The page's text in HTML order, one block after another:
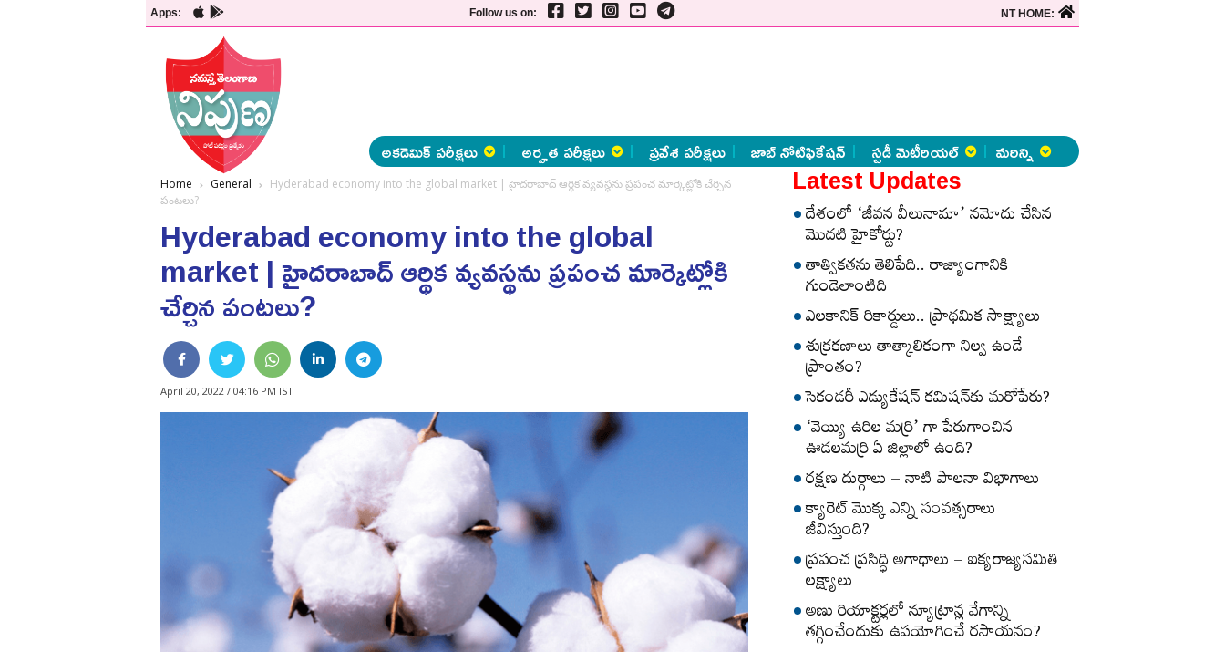
Apps: Follow us on: NT HOME:
అకడెమిక్ పరీక్షలు అర్హత పరీక్షలు ప్రవేశ పరీక్షలు జాబ్ నోటిఫికేషన్ స్టడీ మెటీరియల్ మరిన్ని
Home General
Hyderabad economy into the global market | హైదరాబాద్ ఆర్థిక వ్యవస్థను ప్రపంచ మార్కెట్లోకి చేర్చిన
పంటలు?
Hyderabad economy into the global
market | హైదరాబాద్ ఆర్థిక వ్యవస్థను ప్రపంచ మార్కెట్లోకి
చేర్చిన పంటలు?
April 20, 2022 / 04:16 PM IST
Latest Updates
దేశంలో ‘జీవన వీలునామా’ నమోదు చేసిన
మొదటి హైకోర్టు?
తాత్వికతను తెలిపేది.. రాజ్యాంగానికి
గుండెలాంటిది
ఎలకానిక్‌ రికార్డులు.. ప్రాథమిక సాక్ష్యాలు
శుక్రకణాలు తాత్కాలికంగా నిల్వ ఉండే
ప్రాంతం?
సెకండరీ ఎడ్యుకేషన్‌ కమిషన్‌కు మరోపేరు?
‘వెయ్యి ఉరిల మర్రి’ గా పేరుగాంచిన
ఊడలమర్రి ఏ జిల్లాలో ఉంది?
రక్షణ దుర్గాలు – నాటి పాలనా విభాగాలు
క్యారెట్‌ మొక్క ఎన్ని సంవత్సరాలు
జీవిస్తుంది?
ప్రపంచ ప్రసిద్ధి అగాధాలు – ఐక్యరాజ్యసమితి
లక్ష్యాలు
అణు రియాక్టర్లలో న్యూట్రాన్ల వేగాన్ని
తగ్గించేందుకు ఉపయోగించే రసాయనం?